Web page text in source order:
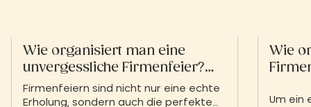
Wie organisiert man eine
unvergessliche Firmenfeier?
Tipps und originelle Ideen
Firmenfeiern sind nicht nur eine echte
Erholung, sondern auch die perfekte
Wie
Um ein